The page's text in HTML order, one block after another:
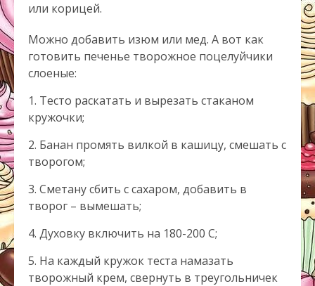
или корицей.
Можно добавить изюм или мед. А вот как
готовить печенье творожное поцелуйчики
слоеные:
1. Тесто раскатать и вырезать стаканом
кружочки;
2. Банан промять вилкой в кашицу, смешать с
творогом;
3. Сметану сбить с сахаром, добавить в
творог – вымешать;
4. Духовку включить на 180-200 С;
5. На каждый кружок теста намазать
творожный крем, свернуть в треугольничек